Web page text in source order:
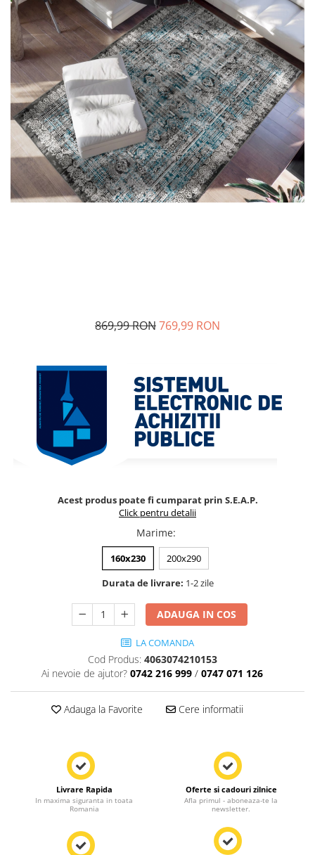
869,99 RON769,99 RON
Acest produs poate fi cumparat prin S.E.A.P.
Click pentru detalii
Marime:
160x230
200x290
Durata de livrare: 1-2 zile
ADAUGA IN COS
LA COMANDA
Cod Produs: 4063074210153
Ai nevoie de ajutor? 0742 216 999 / 0747 071 126
Adauga la Favorite Cere informatii
Livrare Rapida
In maxima siguranta in toata
Romania
Oferte si cadouri zilnice
Afla primul - aboneaza-te la
newsletter.